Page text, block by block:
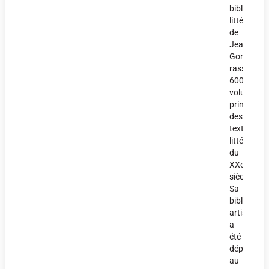
littéraire
de
Jean
Gorin
rassemble
600
volumes,
des
textes
littéraires
du
XXe
siècle.
Sa
artistique
a
été
déposée
au